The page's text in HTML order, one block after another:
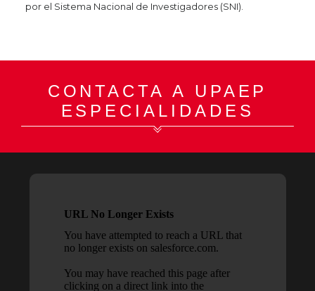
por el Sistema Nacional de Investigadores (SNI).
CONTACTA A UPAEP
ESPECIALIDADES